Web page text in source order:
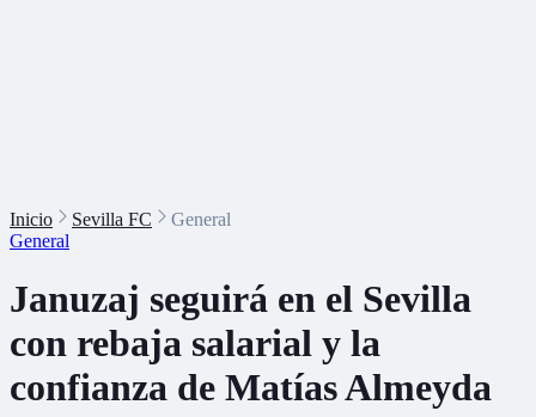
Inicio Sevilla FC
General
General
Januzaj seguirá en el Sevilla
con rebaja salarial y la
confianza de Matías Almeyda